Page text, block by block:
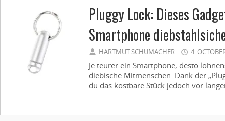
Pluggy Lock: Dieses
Smartphone
HARTMUT SCHUMACHER 4.
Je teurer ein Smartphone, desto
diebische Mitmenschen. Dank der
du das kostbare Stück jedoch vor